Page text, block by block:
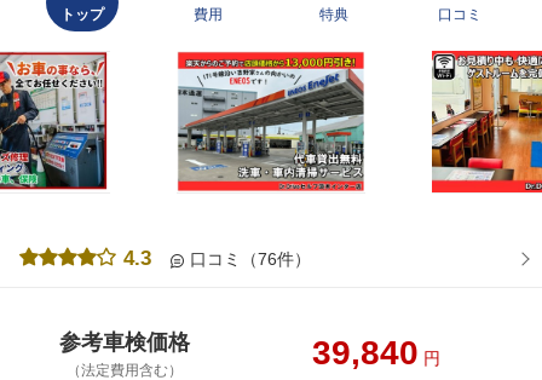
トップ
費用
特典
口コミ
4.3 口コミ（76件）
参考車検価格
（法定費用含む） 39,840 円